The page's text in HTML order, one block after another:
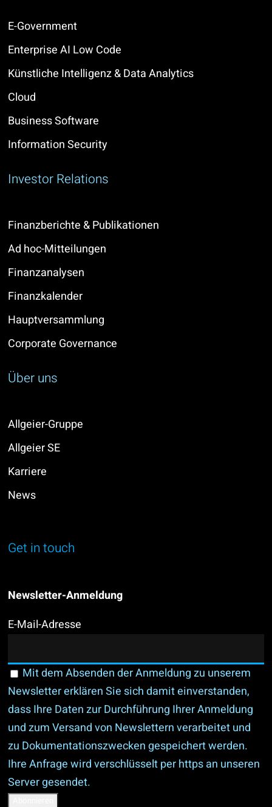
E-Government
Enterprise AI Low Code
Künstliche Intelligenz & Data Analytics
Cloud
Business Software
Information Security
Investor Relations
Finanzberichte & Publikationen
Ad hoc-Mitteilungen
Finanzanalysen
Finanzkalender
Hauptversammlung
Corporate Governance
Über uns
Allgeier-Gruppe
Allgeier SE
Karriere
News
Get in touch
Newsletter-Anmeldung
E-Mail-Adresse
Mit dem Absenden der Anmeldung zu unserem
Newsletter erklären Sie sich damit einverstanden,
dass Ihre Daten zur Durchführung Ihrer Anmeldung
und zum Versand von Newslettern verarbeitet und
zu Dokumentationszwecken gespeichert werden.
Ihre Anfrage wird verschlüsselt per https an unseren
Server gesendet.